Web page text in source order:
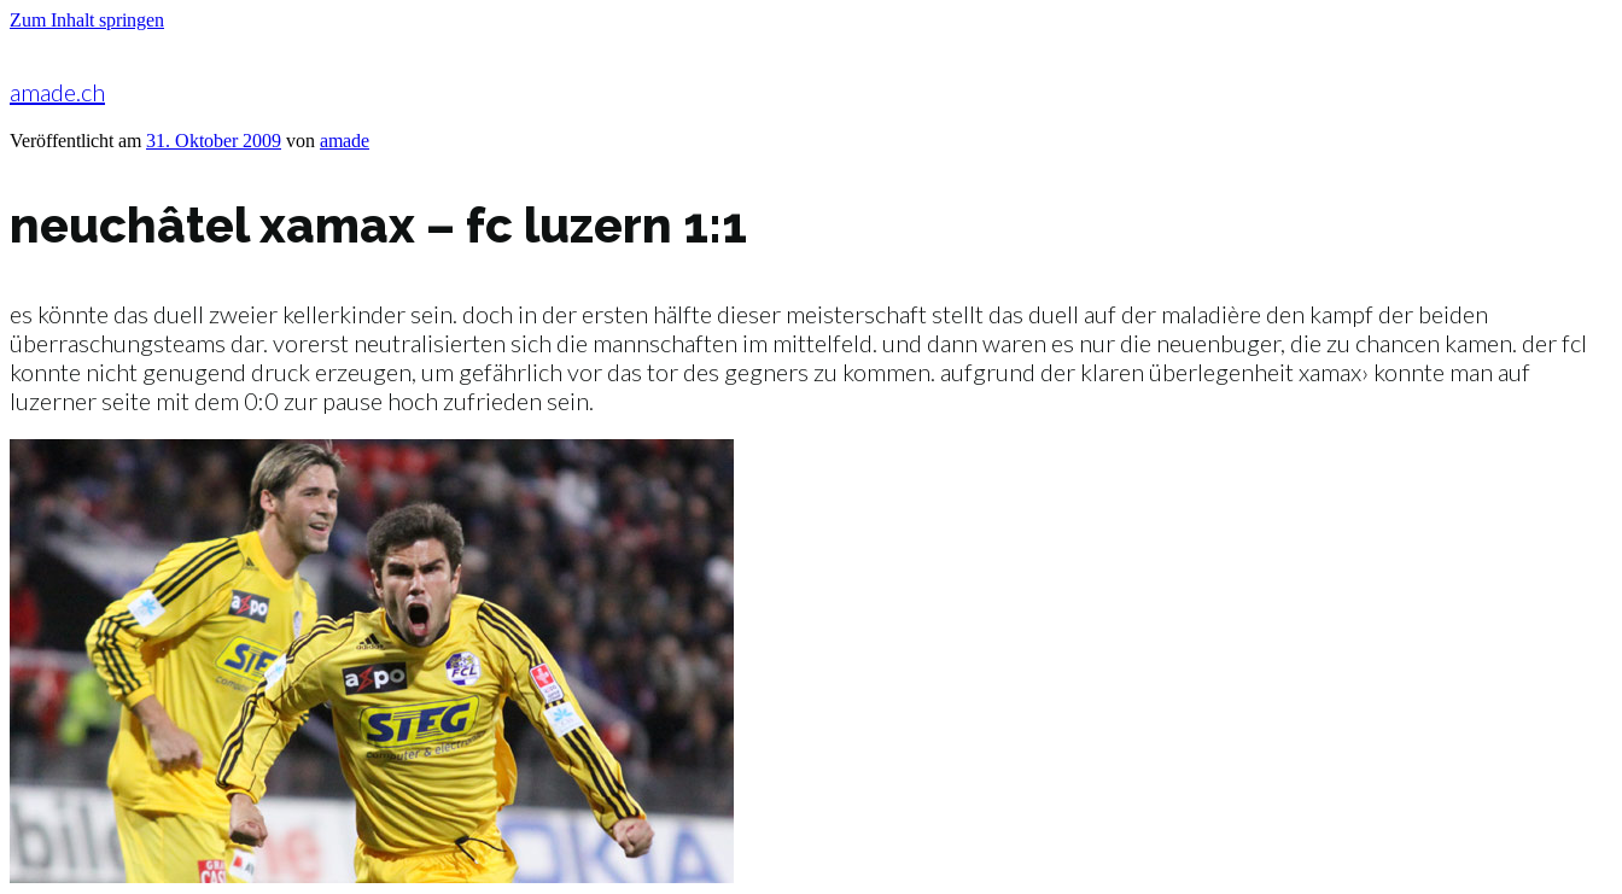
Zum Inhalt springen
amade.ch
Veröffentlicht am 31. Oktober 2009 von amade
neuchâtel xamax – fc luzern 1:1
es könnte das duell zweier kellerkinder sein. doch in der ersten hälfte dieser meisterschaft stellt das duell auf der maladière den kampf der beiden
überraschungsteams dar. vorerst neutralisierten sich die mannschaften im mittelfeld. und dann waren es nur die neuenbuger, die zu chancen kamen. der fcl
konnte nicht genugend druck erzeugen, um gefährlich vor das tor des gegners zu kommen. aufgrund der klaren überlegenheit xamax› konnte man auf
luzerner seite mit dem 0:0 zur pause hoch zufrieden sein.